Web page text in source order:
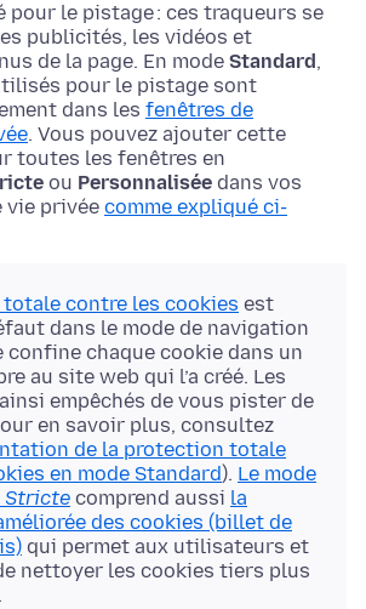
le pistage : ces traqueurs se
publicités, les vidéos et
de la page. En mode Standard ,
pour le pistage sont
dans les fenêtres de
. Vous pouvez ajouter cette
toutes les fenêtres en
ou Personnalisée dans vos
vie privée comme expliqué ci-
contre les cookies est
dans le mode de navigation
confine chaque cookie dans un
au site web qui l’a créé. Les
empêchés de vous pister de
en savoir plus, consultez
de la protection totale
en mode Standard). Le mode
Stricte comprend aussi la
des cookies (billet de
qui permet aux utilisateurs et
nettoyer les cookies tiers plus